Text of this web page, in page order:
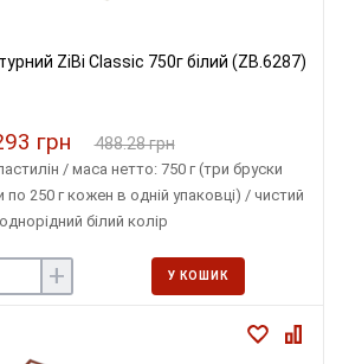
ZiBi Classic 750г білий (ZB.6287)
грн 488.28 грн
/ маса нетто: 750 г (три бруски
250 г кожен в одній упаковці) / чистий
однорідний білий колір
+ У КОШИК